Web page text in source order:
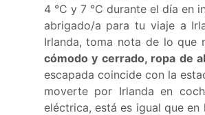
4 °C y 7 °C durante el día en
abrigado/a para tu viaje a
Irlanda, toma nota de lo que
cómodo y cerrado, ropa de
escapada coincide con la
moverte por Irlanda en
eléctrica, está es igual que